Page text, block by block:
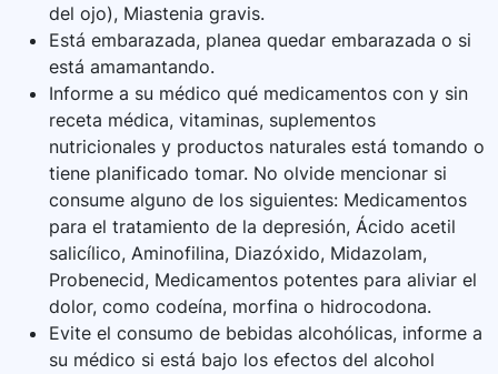
del ojo), Miastenia gravis.
Está embarazada, planea quedar embarazada o si
está amamantando.
Informe a su médico qué medicamentos con y sin
receta médica, vitaminas, suplementos
nutricionales y productos naturales está tomando o
tiene planificado tomar. No olvide mencionar si
consume alguno de los siguientes: Medicamentos
para el tratamiento de la depresión, Ácido acetil
salicílico, Aminofilina, Diazóxido, Midazolam,
Probenecid, Medicamentos potentes para aliviar el
dolor, como codeína, morfina o hidrocodona.
Evite el consumo de bebidas alcohólicas, informe a
su médico si está bajo los efectos del alcohol